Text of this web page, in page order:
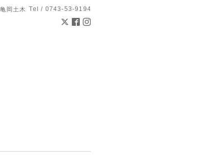
岡土木 Tel / 0743-53-9194